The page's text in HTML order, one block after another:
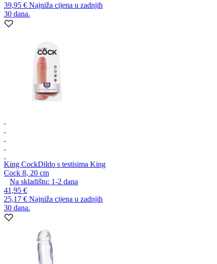
39,95 € Najniža cijena u zadnjih
30 dana.
King CockDildo s testisima King
Cock 8, 20 cm
Na skladištu: 1-2 dana
41,95 €
25,17 € Najniža cijena u zadnjih
30 dana.